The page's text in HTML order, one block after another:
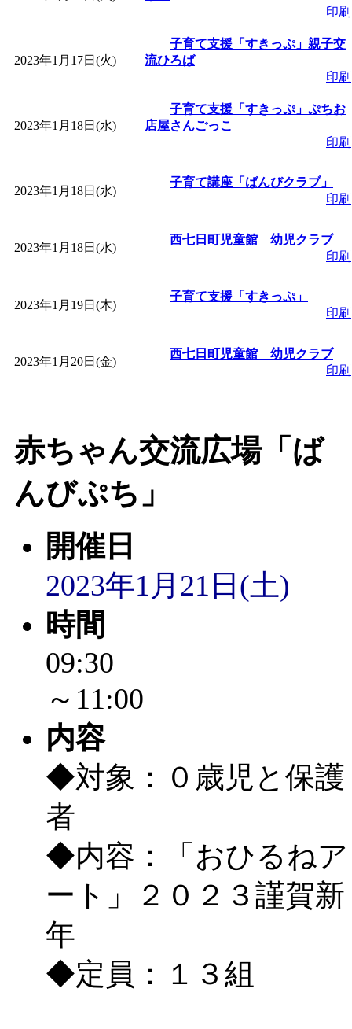
子育て交流広場「
間：2026/08/10～2026/
「 赤ちゃん交流広場
間：2026/08/10～
「みなづる号乗車体
de 健康づくり」」 受
堂島地区歴史ウオ
」 受付期間：～
「みなづる号乗車体
「皆鶴姫のこびる塾
～」 受付期間：～
「みなづる号乗車体
de 健康づくり」」 受
印刷
2023年1月17日(火)
子育て支援「すきっぷ」親子交
流ひろば
印刷
2023年1月18日(水)
子育て支援「すきっぷ」ぷちお
店屋さんごっこ
印刷
2023年1月18日(水)
子育て講座「ばんびクラブ」
印刷
2023年1月18日(水)
西七日町児童館 幼児クラブ
印刷
2023年1月19日(木)
子育て支援「すきっぷ」
印刷
2023年1月20日(金)
西七日町児童館 幼児クラブ
印刷
赤ちゃん交流広場「ば
んびぷち」
開催日
2023年1月21日(土)
時間
09:30
～11:00
内容
◆対象：０歳児と保護
者
◆内容：「おひるねア
ート」２０２３謹賀新
年
◆定員：１３組